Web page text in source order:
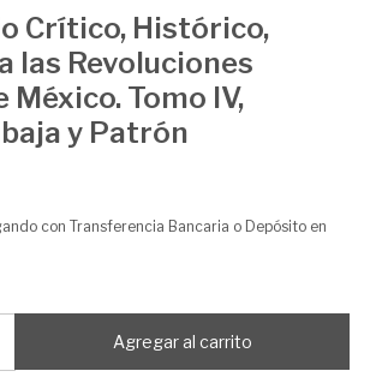
Crítico, Histórico,
las Revoluciones
México. Tomo IV,
y Patrón
con Transferencia Bancaria o Depósito en